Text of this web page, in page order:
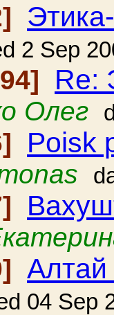
2 Sep
Re:
Олег
Poisk
Алтай
04 Sep